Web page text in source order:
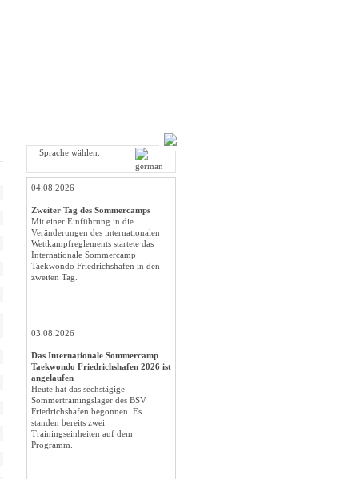
Sprache wählen:
04.08.2026
Zweiter Tag des Sommercamps
Mit einer Einführung in die
Veränderungen des internationalen
Wettkampfreglements startete das
Internationale Sommercamp
Taekwondo Friedrichshafen in den
zweiten Tag.
03.08.2026
Das Internationale Sommercamp
Taekwondo Friedrichshafen 2026 ist
angelaufen
Heute hat das sechstägige
Sommertrainingslager des BSV
Friedrichshafen begonnen. Es
standen bereits zwei
Trainingseinheiten auf dem
Programm.